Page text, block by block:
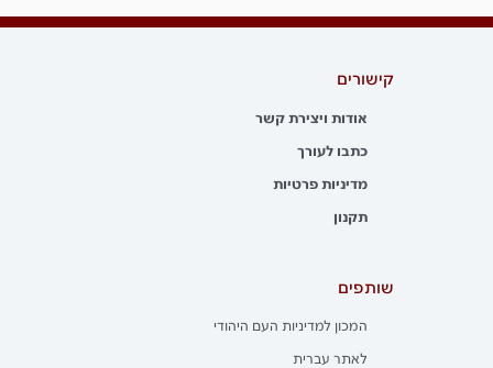
קישורים
אודות ויצירת קשר
כתבו לעורך
מדיניות פרטיות
תקנון
שותפים
המכון למדיניות העם היהודי
לאתר עברית